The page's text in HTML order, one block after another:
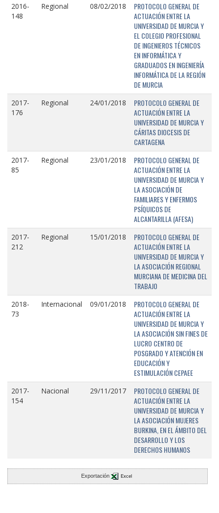
2016-
148
Regional 08/02/2018
PROTOCOLO GENERAL DE
ACTUACIÓN ENTRE LA
UNIVERSIDAD DE MURCIA Y
EL COLEGIO PROFESIONAL
DE INGENIEROS TÉCNICOS
EN INFORMÁTICA Y
GRADUADOS EN INGENIERÍA
INFORMÁTICA DE LA REGIÓN
DE MURCIA
2017-
176
Regional 24/01/2018
PROTOCOLO GENERAL DE
ACTUACIÓN ENTRE LA
UNIVERSIDAD DE MURCIA Y
CÁRITAS DIOCESIS DE
CARTAGENA
2017-
85
Regional 23/01/2018
PROTOCOLO GENERAL DE
ACTUACIÓN ENTRE LA
UNIVERSIDAD DE MURCIA Y
LA ASOCIACIÓN DE
FAMILIARES Y ENFERMOS
PSÍQUICOS DE
ALCANTARILLA (AFESA)
2017-
212
Regional 15/01/2018
PROTOCOLO GENERAL DE
ACTUACIÓN ENTRE LA
UNIVERSIDAD DE MURCIA Y
LA ASOCIACIÓN REGIONAL
MURCIANA DE MEDICINA DEL
TRABAJO
2018-
73
Internacional 09/01/2018
PROTOCOLO GENERAL DE
ACTUACIÓN ENTRE LA
UNIVERSIDAD DE MURCIA Y
LA ASOCIACIÓN SIN FINES DE
LUCRO CENTRO DE
POSGRADO Y ATENCIÓN EN
EDUCACIÓN Y
ESTIMULACIÓN CEPAEE
2017-
154
Nacional 29/11/2017
PROTOCOLO GENERAL DE
ACTUACIÓN ENTRE LA
UNIVERSIDAD DE MURCIA Y
LA ASOCIACIÓN MUJERES
BURKINA, EN EL ÁMBITO DEL
DESARROLLO Y LOS
DERECHOS HUMANOS
Exportación Excel